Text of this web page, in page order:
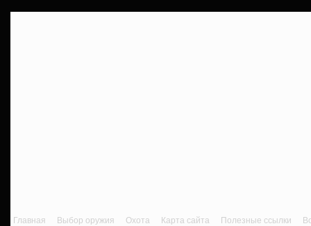
Главная Выбор оружия Охота Карта сайта Полезные ссылки